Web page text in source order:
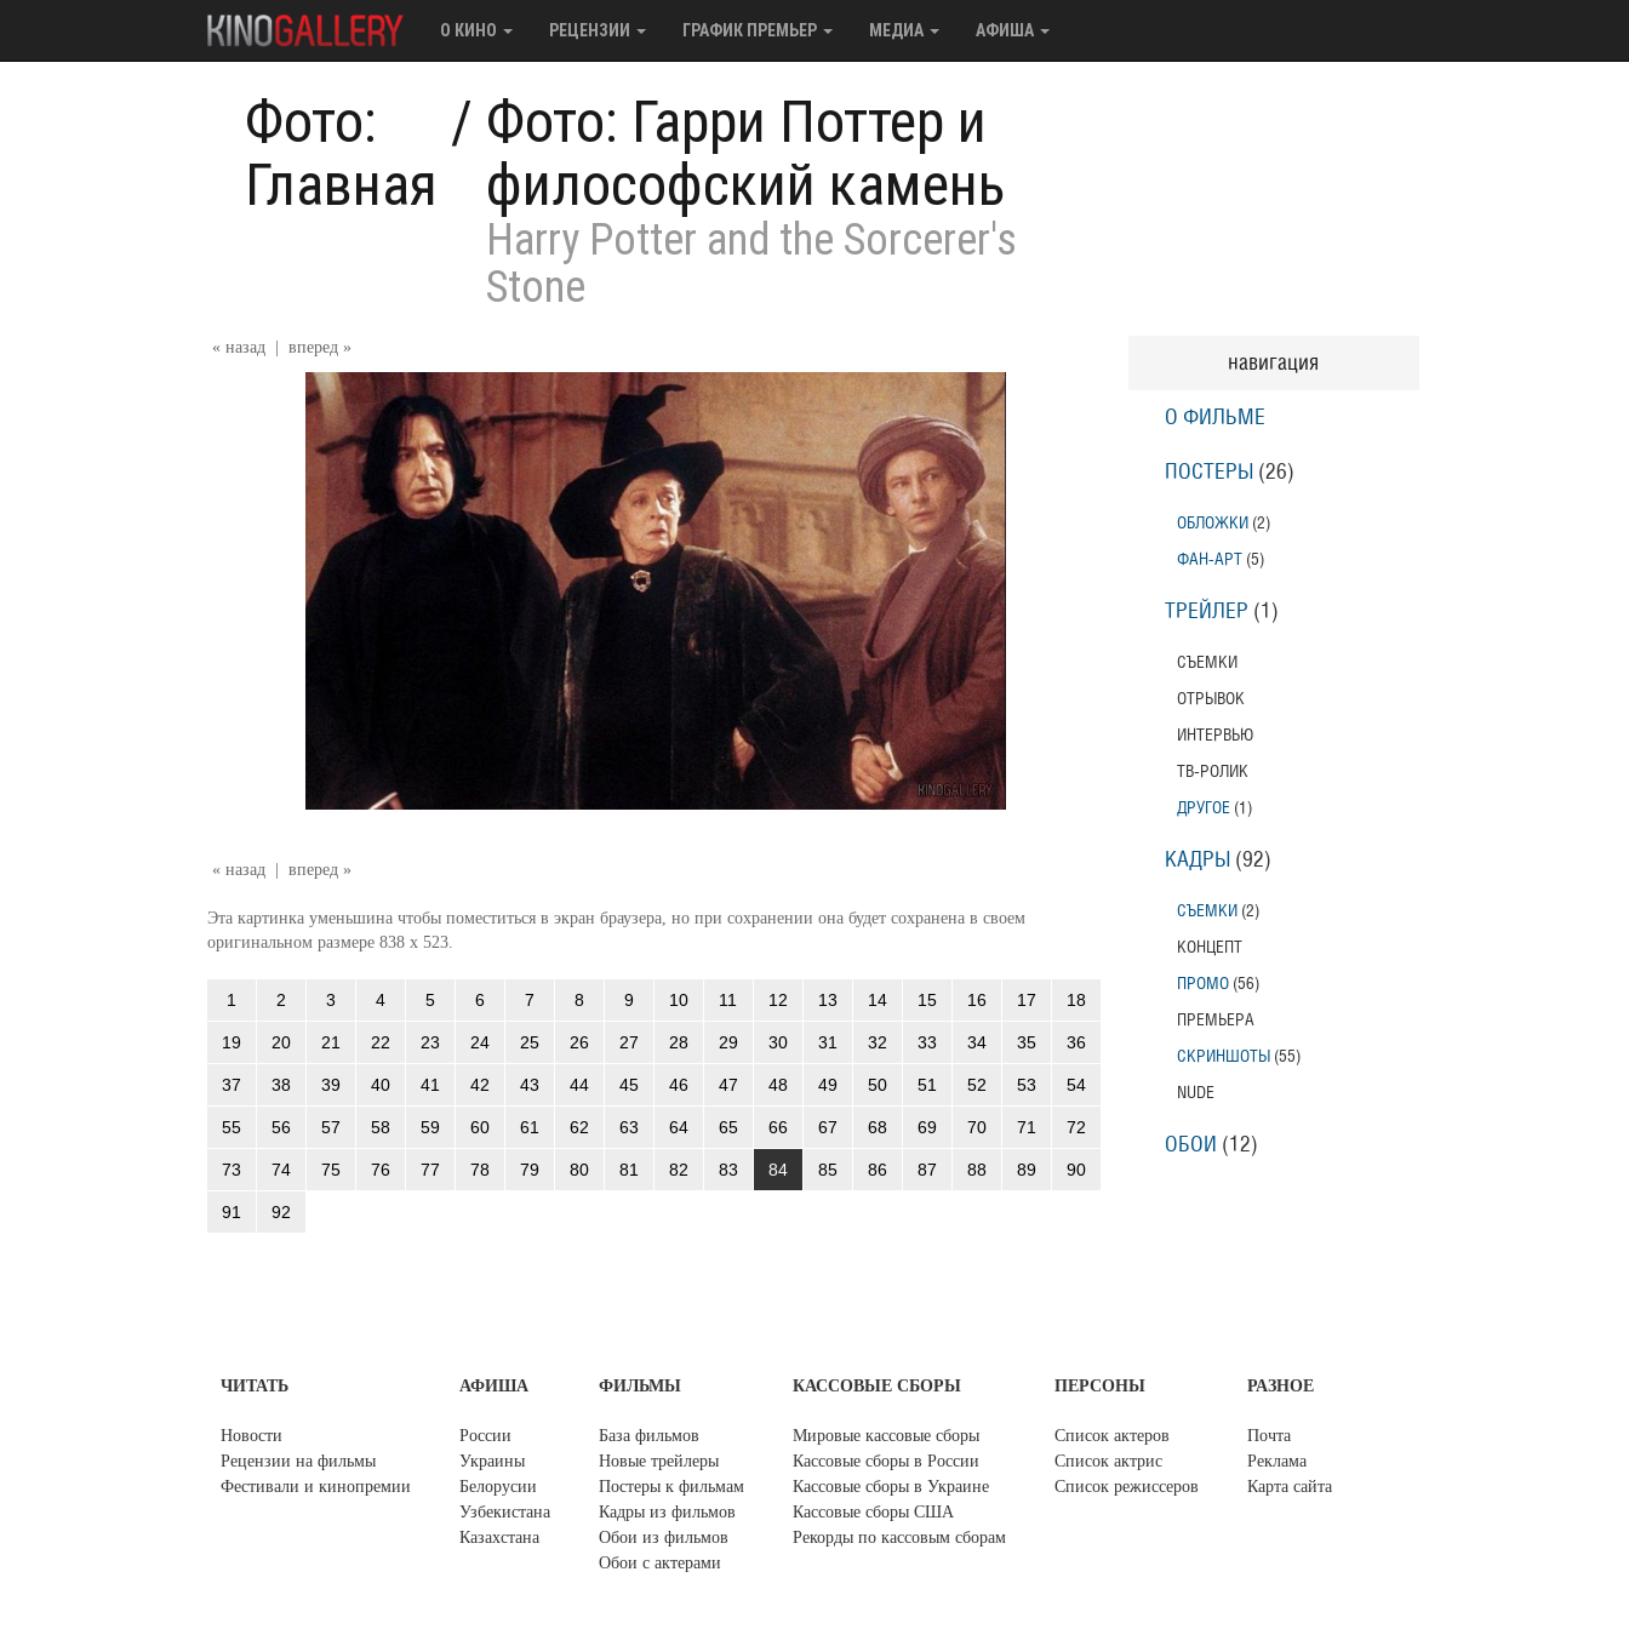
О КИНО РЕЦЕНЗИИ ГРАФИК ПРЕМЬЕР МЕДИА АФИША
Фото:
Главная
/ Фото: Гарри Поттер и
философский камень
Harry Potter and the Sorcerer's
Stone
« назад вперед »
« назад | вперед »
Эта картинка уменьшина чтобы поместиться в экран браузера, но при сохранении она будет сохранена в своем
оригинальном размере 838 x 523.
1 2 3 4 5 6 7 8 9 10 11 12 13 14 15 16 17 18
19 20 21 22 23 24 25 26 27 28 29 30 31 32 33 34 35 36
37 38 39 40 41 42 43 44 45 46 47 48 49 50 51 52 53 54
55 56 57 58 59 60 61 62 63 64 65 66 67 68 69 70 71 72
73 74 75 76 77 78 79 80 81 82 83 84 85 86 87 88 89 90
91 92
навигация
О ФИЛЬМЕ
ПОСТЕРЫ (26)
ОБЛОЖКИ (2)
ФАН-АРТ (5)
ТРЕЙЛЕР (1)
СЪЕМКИ
ОТРЫВОК
ИНТЕРВЬЮ
ТВ-РОЛИК
ДРУГОЕ (1)
КАДРЫ (92)
СЪЕМКИ (2)
КОНЦЕПТ
ПРОМО (56)
ПРЕМЬЕРА
СКРИНШОТЫ (55)
NUDE
ОБОИ (12)
ЧИТАТЬ
Новости
Рецензии на фильмы
Фестивали и кинопремии
АФИША
России
Украины
Белорусии
Узбекистана
Казахстана
ФИЛЬМЫ
База фильмов
Новые трейлеры
Постеры к фильмам
Кадры из фильмов
Обои из фильмов
Обои с актерами
КАССОВЫЕ СБОРЫ
Мировые кассовые сборы
Кассовые сборы в России
Кассовые сборы в Украине
Кассовые сборы США
Рекорды по кассовым сборам
ПЕРСОНЫ
Список актеров
Список актрис
Список режиссеров
РАЗНОЕ
Почта
Реклама
Карта сайта